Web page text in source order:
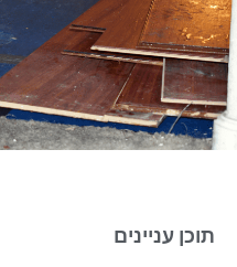
תוכן עניינים